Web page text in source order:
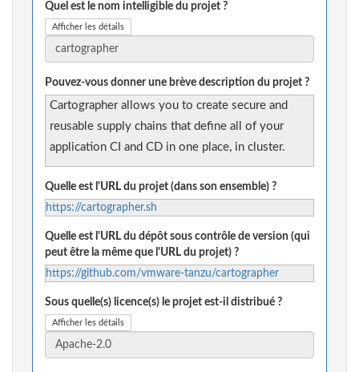
Quel est le nom intelligible du projet ?
Afficher les détails
Pouvez-vous donner une brève description du projet ?
Cartographer allows you to create secure and
reusable supply chains that define all of your
application CI and CD in one place, in cluster.
Quelle est l'URL du projet (dans son ensemble) ?
https://cartographer.sh
Quelle est l'URL du dépôt sous contrôle de version (qui
peut être la même que l'URL du projet) ?
https://github.com/vmware-tanzu/cartographer
Sous quelle(s) licence(s) le projet est-il distribué ?
Afficher les détails